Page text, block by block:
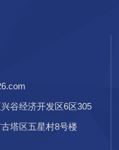
谷经济开发区6区305
塔区五星村8号楼